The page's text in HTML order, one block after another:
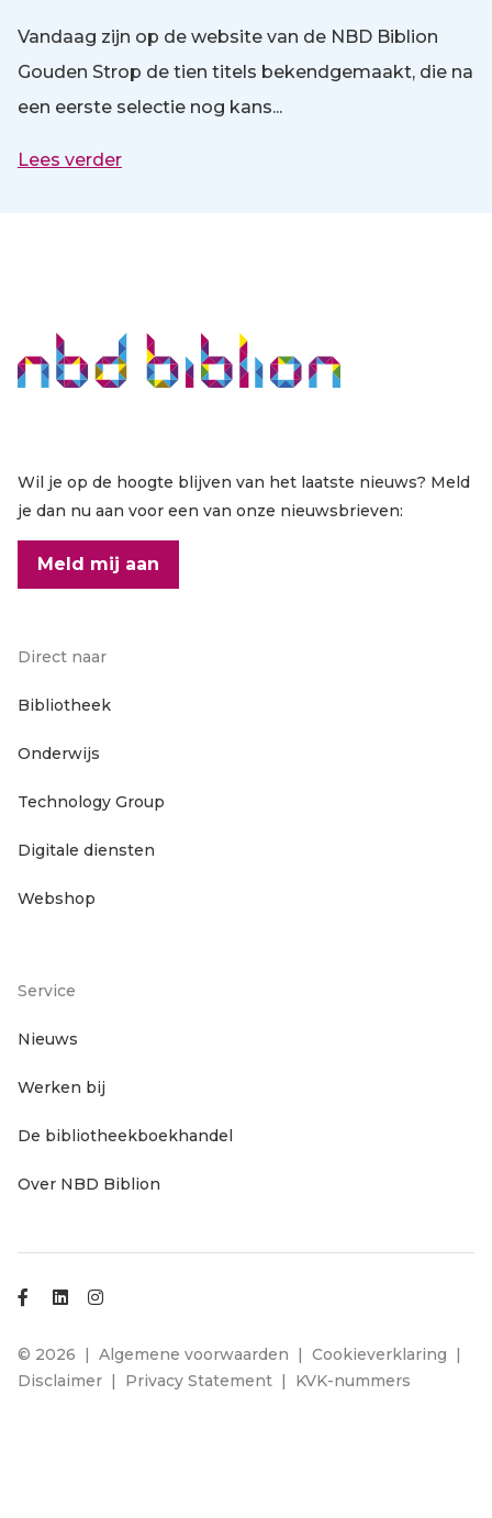
Vandaag zijn op de website van de NBD Biblion
Gouden Strop de tien titels bekendgemaakt, die na
een eerste selectie nog kans...
Lees verder
Wil je op de hoogte blijven van het laatste nieuws? Meld
je dan nu aan voor een van onze nieuwsbrieven:
Meld mij aan
hoofdnavigatie
Direct naar
Bibliotheek
Onderwijs
Technology Group
Digitale diensten
Webshop
servicenavigatie
Service
Nieuws
Werken bij
De bibliotheekboekhandel
Over NBD Biblion
links
© 2026 Algemene voorwaarden
Cookieverklaring
Disclaimer
Privacy Statement KVK-nummers